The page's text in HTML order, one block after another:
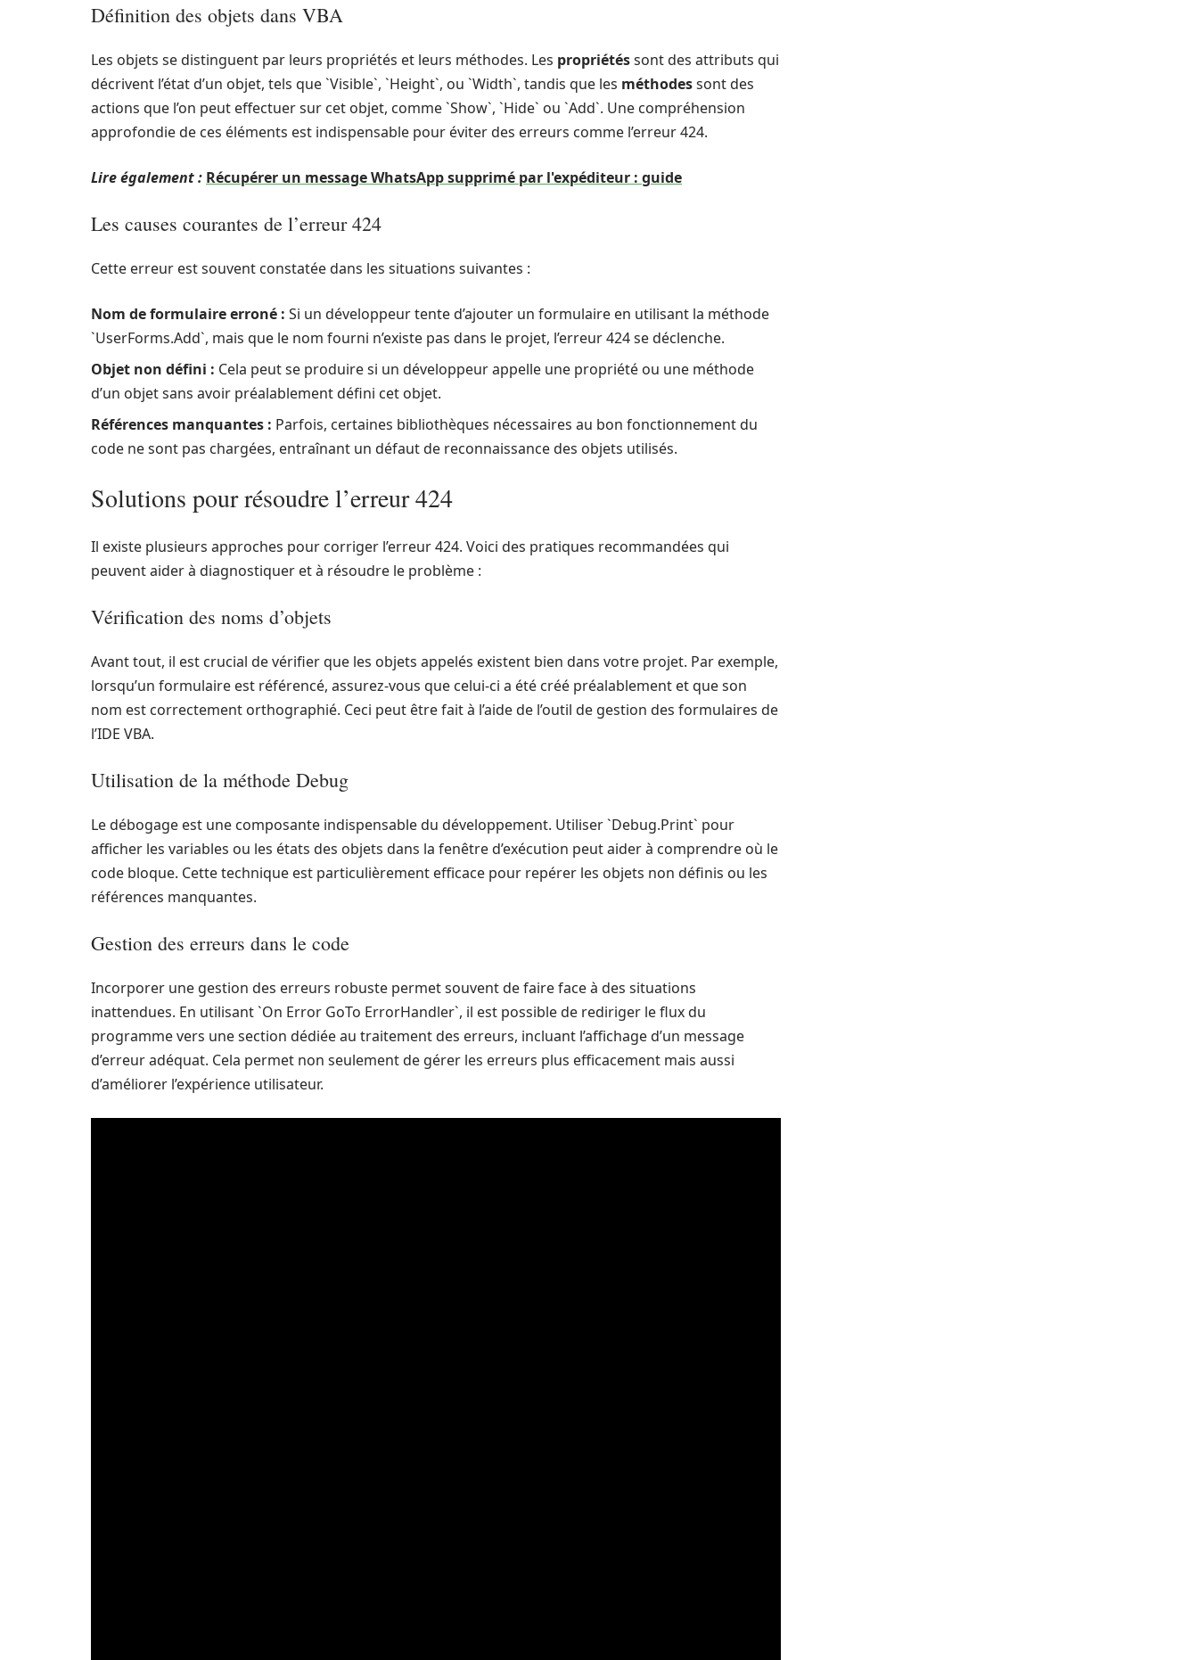
Définition des objets dans VBA
Les objets se distinguent par leurs propriétés et leurs méthodes. Les propriétéssont des attributs qui
décrivent l’état d’un objet, tels que `Visible`, `Height`, ou `Width`, tandis que les méthodessont des
actions que l’on peut effectuer sur cet objet, comme `Show`, `Hide` ou `Add`. Une compréhension
approfondie de ces éléments est indispensable pour éviter des erreurs comme l’erreur 424.
Lire également : Récupérer un message WhatsApp supprimé par l'expéditeur : guide
Les causes courantes de l’erreur 424
Cette erreur est souvent constatée dans les situations suivantes :
Nom de formulaire erroné : Si un développeur tente d’ajouter un formulaire en utilisant la méthode
`UserForms.Add`, mais que le nom fourni n’existe pas dans le projet, l’erreur 424 se déclenche.
Objet non défini : Cela peut se produire si un développeur appelle une propriété ou une méthode
d’un objet sans avoir préalablement défini cet objet.
Références manquantes : Parfois, certaines bibliothèques nécessaires au bon fonctionnement du
code ne sont pas chargées, entraînant un défaut de reconnaissance des objets utilisés.
Solutions pour résoudre l’erreur 424
Il existe plusieurs approches pour corriger l’erreur 424. Voici des pratiques recommandées qui
peuvent aider à diagnostiquer et à résoudre le problème :
Vérification des noms d’objets
Avant tout, il est crucial de vérifier que les objets appelés existent bien dans votre projet. Par exemple,
lorsqu’un formulaire est référencé, assurez-vous que celui-ci a été créé préalablement et que son
nom est correctement orthographié. Ceci peut être fait à l’aide de l’outil de gestion des formulaires de
l’IDE VBA.
Utilisation de la méthode Debug
Le débogage est une composante indispensable du développement. Utiliser `Debug.Print` pour
afficher les variables ou les états des objets dans la fenêtre d’exécution peut aider à comprendre où le
code bloque. Cette technique est particulièrement efficace pour repérer les objets non définis ou les
références manquantes.
Gestion des erreurs dans le code
Incorporer une gestion des erreurs robuste permet souvent de faire face à des situations
inattendues. En utilisant `On Error GoTo ErrorHandler`, il est possible de rediriger le flux du
programme vers une section dédiée au traitement des erreurs, incluant l’affichage d’un message
d’erreur adéquat. Cela permet non seulement de gérer les erreurs plus efficacement mais aussi
d’améliorer l’expérience utilisateur.